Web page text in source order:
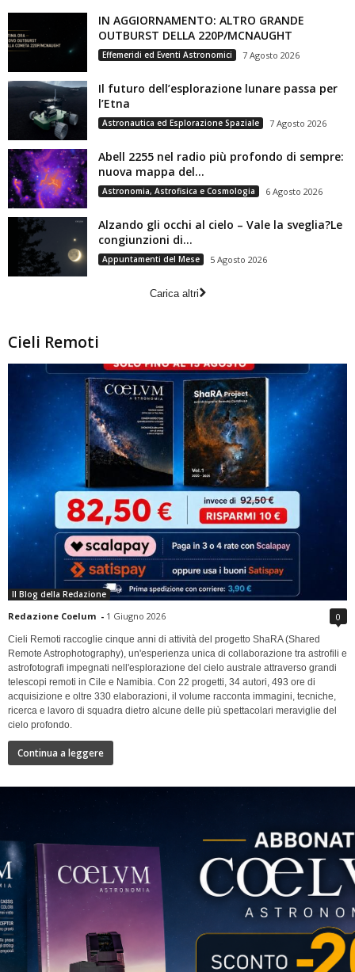
IN AGGIORNAMENTO: ALTRO GRANDE
OUTBURST DELLA 220P/MCNAUGHT
Effemeridi ed Eventi Astronomici 7 Agosto 2026
Il futuro dell’esplorazione lunare passa per
l’Etna
Astronautica ed Esplorazione Spaziale 7 Agosto 2026
Abell 2255 nel radio più profondo di sempre:
nuova mappa del...
Astronomia, Astrofisica e Cosmologia 6 Agosto 2026
Alzando gli occhi al cielo – Vale la sveglia?Le
congiunzioni di...
Appuntamenti del Mese 5 Agosto 2026
Carica altri
Cieli Remoti
Il Blog della Redazione
Redazione Coelum - 1 Giugno 2026 0
Cieli Remoti raccoglie cinque anni di attività del progetto ShaRA (Shared
Remote Astrophotography), un'esperienza unica di collaborazione tra astrofili e
astrofotografi impegnati nell'esplorazione del cielo australe attraverso grandi
telescopi remoti in Cile e Namibia. Con 22 progetti, 34 autori, 493 ore di
acquisizione e oltre 330 elaborazioni, il volume racconta immagini, tecniche,
ricerca e lavoro di squadra dietro alcune delle più spettacolari meraviglie del
cielo profondo.
Continua a leggere